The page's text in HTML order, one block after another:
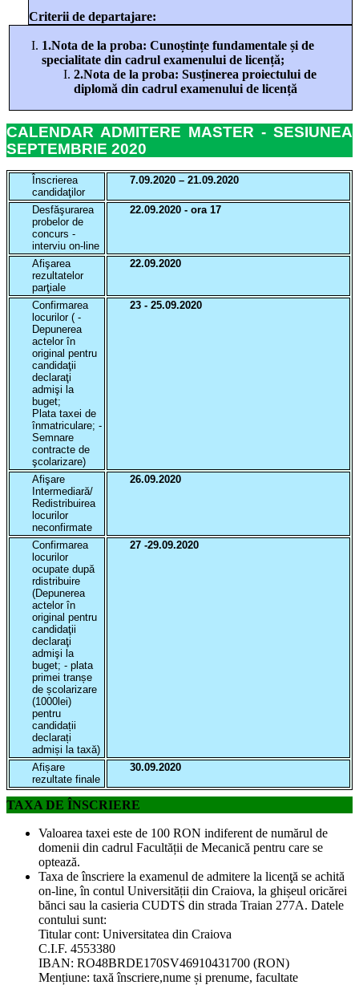
Criterii de departajare:
1.Nota de la proba: Cunoștințe fundamentale și de
specialitate din cadrul examenului de licență;
2.Nota de la proba: Susținerea proiectului de
diplomă din cadrul examenului de licență
CALENDAR ADMITERE MASTER - SESIUNEA
SEPTEMBRIE 2020
Înscrierea
candidaţilor
7.09.2020 – 21.09.2020
Desfăşurarea
probelor de
concurs -
interviu on-line
22.09.2020 - ora 17
Afişarea
rezultatelor
parţiale
22.09.2020
Confirmarea
locurilor ( -
Depunerea
actelor în
original pentru
candidaţii
declaraţi
admişi la
buget;
Plata taxei de
înmatriculare; -
Semnare
contracte de
şcolarizare)
23 - 25.09.2020
Afişare
Intermediară/
Redistribuirea
locurilor
neconfirmate
26.09.2020
Confirmarea
locurilor
ocupate după
rdistribuire
(Depunerea
actelor în
original pentru
candidaţii
declaraţi
admişi la
buget; - plata
primei tranșe
de școlarizare
(1000lei)
pentru
candidații
declarați
admiși la taxă)
27 -29.09.2020
Afișare
rezultate finale
30.09.2020
TAXA DE ÎNSCRIERE
Valoarea taxei este de 100 RON indiferent de numărul de
domenii din cadrul Facultății de Mecanică pentru care se
optează.
Taxa de înscriere la examenul de admitere la licenţă se achită
on-line, în contul Universității din Craiova, la ghișeul oricărei
bănci sau la casieria CUDTS din strada Traian 277A. Datele
contului sunt:
Titular cont: Universitatea din Craiova
C.I.F. 4553380
IBAN: RO48BRDE170SV46910431700 (RON)
Mențiune: taxă înscriere,nume și prenume, facultate